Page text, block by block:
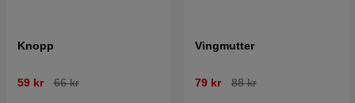
Knopp
59 kr 66 kr
Vingmutter
79 kr 88 kr